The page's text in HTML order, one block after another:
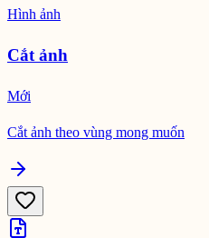
Hình ảnh
Cắt ảnh
Mới
Cắt ảnh theo vùng mong muốn